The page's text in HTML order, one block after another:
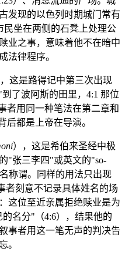
发现的以色列时期城门常有
民坐在两侧的石凳上处理公
业之事，意味着他不在暗中
法律程序。
这是路得记中第三次出现
了波阿斯的田里，4:1 那位
者用同一种笔法在第二章和
后都是上帝在导演。
），这是希伯来圣经中极
"张三李四"或英文的"so-
称谓。同样的用法只出现
者刻意不记录具体姓名的场
这位至近亲属拒绝赎业是为
名分"（4:6），结果他的
事者用这一笔无声的判决告
。